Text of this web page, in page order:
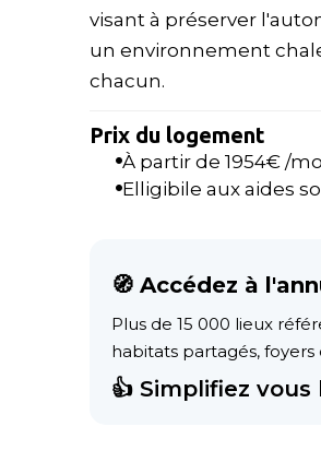
visant à préserver
un environnement
chacun.
Prix du logement
À partir de 1954€ /
Elligibile aux aides
🧭 Accédez à
Plus de 15 000 lieux
habitats partagés, foyers
👍 Simplifiez